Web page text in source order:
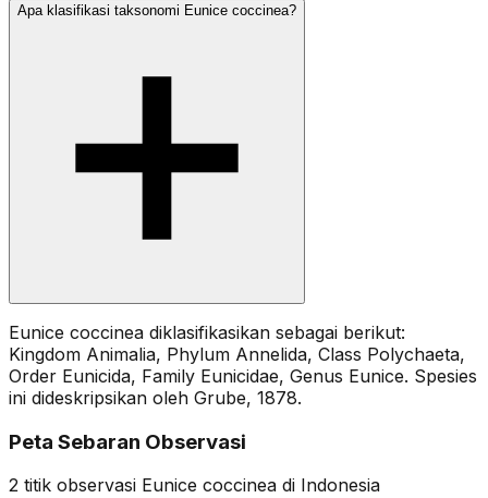
Apa klasifikasi taksonomi Eunice coccinea?
Eunice coccinea diklasifikasikan sebagai berikut:
Kingdom Animalia, Phylum Annelida, Class Polychaeta,
Order Eunicida, Family Eunicidae, Genus Eunice. Spesies
ini dideskripsikan oleh Grube, 1878.
Peta Sebaran Observasi
2 titik observasi Eunice coccinea di Indonesia